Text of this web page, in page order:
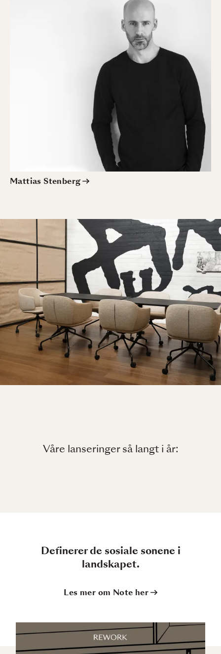
Mattias Stenberg
Våre lanseringer så langt i år:
Definerer de sosiale sonene i
landskapet.
Les mer om Note her